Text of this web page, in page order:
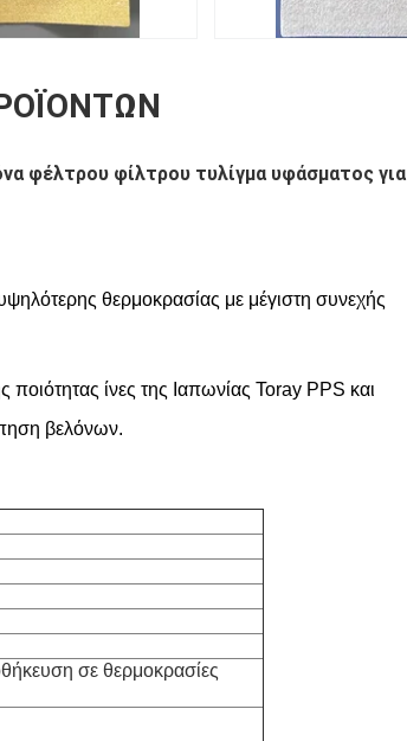
φέλτρου φίλτρου τυλίγμα υφάσματος για
θερμοκρασίας με μέγιστη συνεχής
ίνες της Ιαπωνίας Toray PPS και
βελόνων.
σε θερμοκρασίες